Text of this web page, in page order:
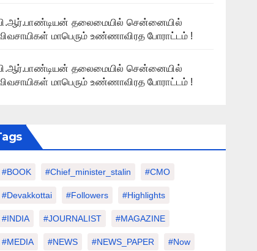
தலைமையில் சென்னையில்
மாபெரும் உண்ணாவிரத போராட்டம் !
தலைமையில் சென்னையில்
மாபெரும் உண்ணாவிரத போராட்டம் !
#BOOK #chief_minister_stalin #CMO
#devakkottai #followers #highlights
#INDIA #JOURNALIST #MAGAZINE
#MEDIA #NEWS #NEWS_PAPER #Now